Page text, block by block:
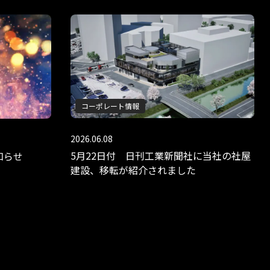
らせ
コーポレート情報
2026.06.08
5月22日付 日刊工業新聞社に当社の社屋
建設、移転が紹介されました